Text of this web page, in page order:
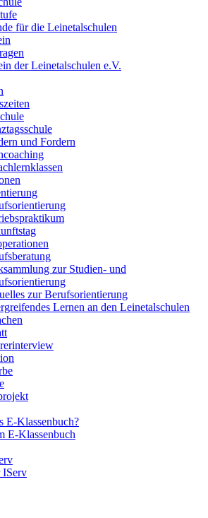
für die Leinetalschulen
der Leinetalschulen e.V.
und Fordern
zur Studien- und
zur Berufsorientierung
Lernen an den Leinetalschulen
E-Klassenbuch?
E-Klassenbuch
IServ